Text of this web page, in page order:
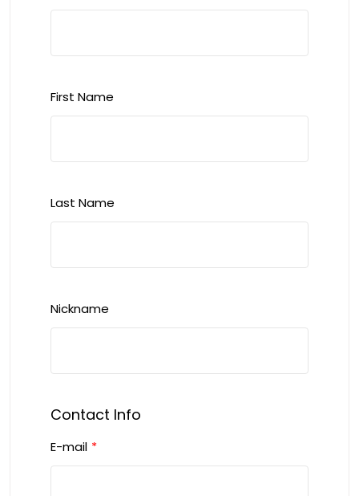
First Name
Last Name
Nickname
Contact Info
E-mail *